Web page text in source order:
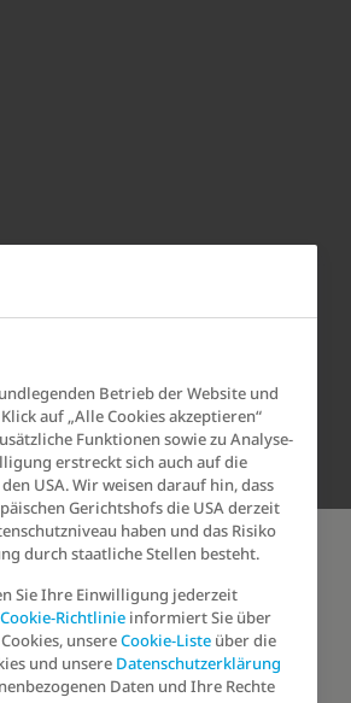
Betrieb der Website und
auf „Alle Cookies akzeptieren“
Funktionen sowie zu Analyse-
erstreckt sich auch auf die
USA. Wir weisen darauf hin, dass
Gerichtshofs die USA derzeit
haben und das Risiko
durch staatliche Stellen besteht.
Sie Ihre Einwilligung jederzeit
Cookie-Richtlinieinformiert Sie über
unsereCookie-Listeüber die
und unsere Datenschutzerklärung
Daten und Ihre Rechte